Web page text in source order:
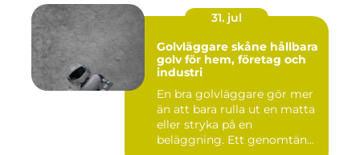
31. jul
Golvläggare skåne hållbara
golv för hem, företag och
industri
En bra golvläggare gör mer
än att bara rulla ut en matta
eller stryka på en
beläggning. Ett genomtän...